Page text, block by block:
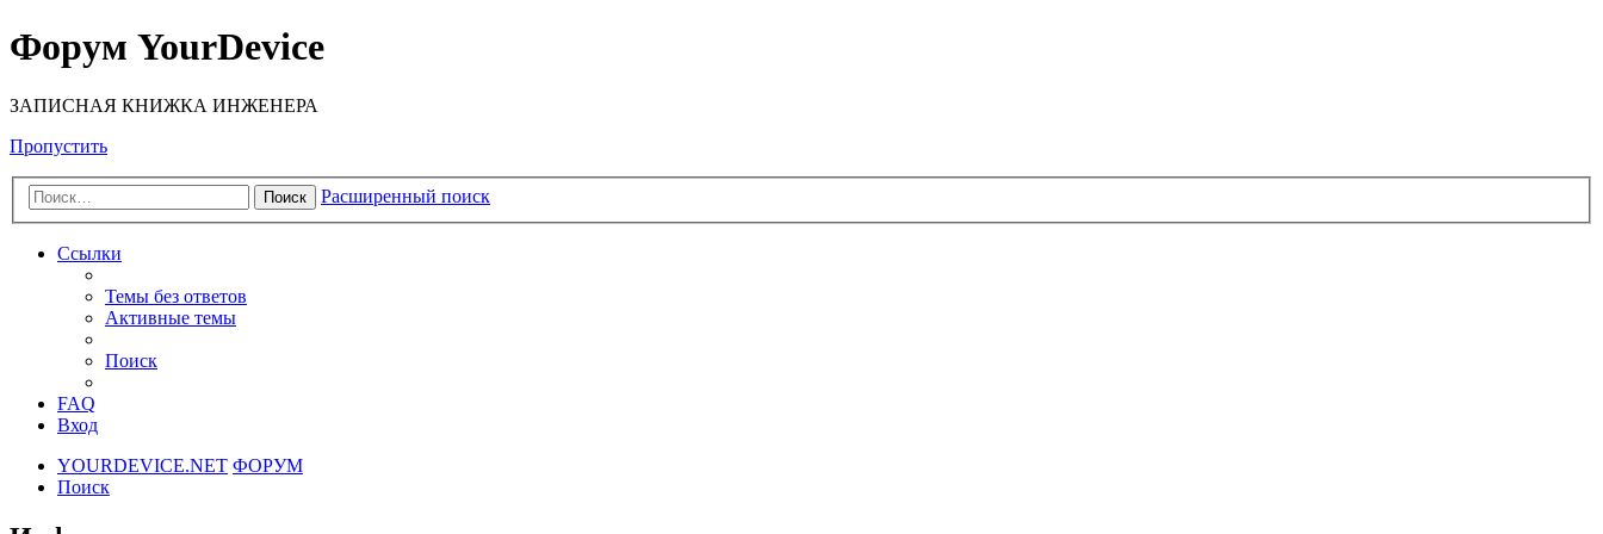
Форум YourDevice
ЗАПИСНАЯ КНИЖКА ИНЖЕНЕРА
Пропустить
Поиск Расширенный поиск
Ссылки
Темы без ответов
Активные темы
Поиск
FAQ
Вход
YOURDEVICE.NET ФОРУМ
Поиск